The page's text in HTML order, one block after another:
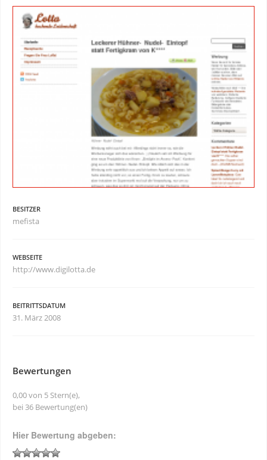
BESITZER
mefista
WEBSEITE
http://www.digilotta.de
BEITRITTSDATUM
31. März 2008
Bewertungen
0,00 von 5 Stern(e),
bei 36 Bewertung(en)
Hier Bewertung abgeben: